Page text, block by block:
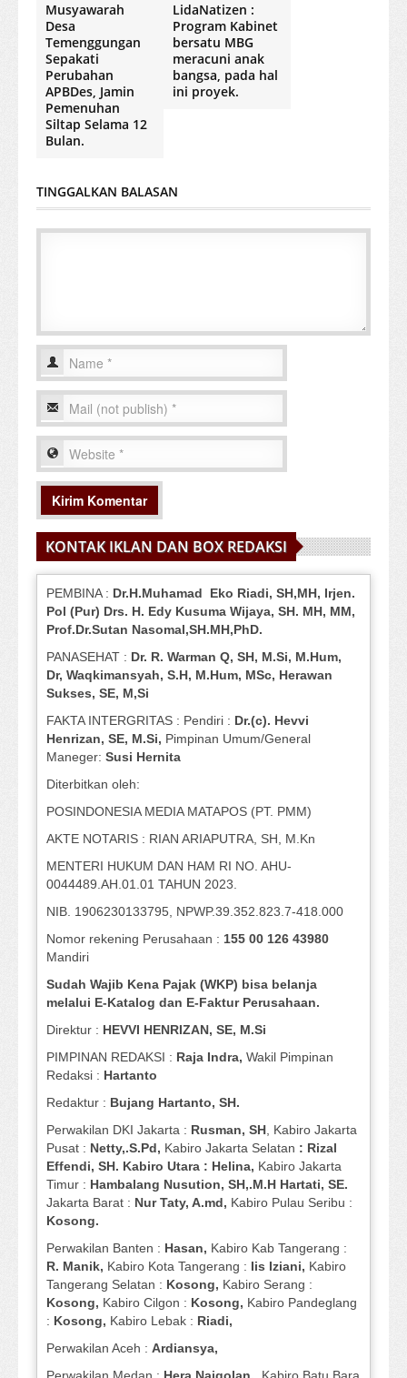
Musyawarah
Desa
Temenggungan
Sepakati
Perubahan
APBDes, Jamin
Pemenuhan
Siltap Selama 12
Bulan.
LidaNatizen :
Program Kabinet
bersatu MBG
meracuni anak
bangsa, pada hal
ini proyek.
TINGGALKAN BALASAN
KONTAK IKLAN DAN BOX REDAKSI
PEMBINA : Dr.H.Muhamad Eko Riadi, SH,MH, Irjen.
Pol (Pur) Drs. H. Edy Kusuma Wijaya, SH. MH, MM,
Prof.Dr.Sutan Nasomal,SH.MH,PhD.
PANASEHAT : Dr. R. Warman Q, SH, M.Si, M.Hum,
Dr, Waqkimansyah, S.H, M.Hum, MSc, Herawan
Sukses, SE, M,Si
FAKTA INTERGRITAS : Pendiri : Dr.(c). Hevvi
Henrizan, SE, M.Si, Pimpinan Umum/General
Maneger: Susi Hernita
Diterbitkan oleh:
POSINDONESIA MEDIA MATAPOS (PT. PMM)
AKTE NOTARIS : RIAN ARIAPUTRA, SH, M.Kn
MENTERI HUKUM DAN HAM RI NO. AHU-
0044489.AH.01.01 TAHUN 2023.
NIB. 1906230133795, NPWP.39.352.823.7-418.000
Nomor rekening Perusahaan : 155 00 126 43980
Mandiri
Sudah Wajib Kena Pajak (WKP) bisa belanja
melalui E-Katalog dan E-Faktur Perusahaan.
Direktur : HEVVI HENRIZAN, SE, M.Si
PIMPINAN REDAKSI : Raja Indra, Wakil Pimpinan
Redaksi : Hartanto
Redaktur : Bujang Hartanto, SH.
Perwakilan DKI Jakarta : Rusman, SH, Kabiro Jakarta
Pusat : Netty,.S.Pd, Kabiro Jakarta Selatan : Rizal
Effendi, SH. Kabiro Utara : Helina, Kabiro Jakarta
Timur : Hambalang Nusution, SH,.M.H Hartati, SE.
Jakarta Barat : Nur Taty, A.md, Kabiro Pulau Seribu :
Kosong.
Perwakilan Banten : Hasan, Kabiro Kab Tangerang :
R. Manik, Kabiro Kota Tangerang : Iis Iziani, Kabiro
Tangerang Selatan : Kosong, Kabiro Serang :
Kosong, Kabiro Cilgon : Kosong, Kabiro Pandeglang
: Kosong, Kabiro Lebak : Riadi,
Perwakilan Aceh : Ardiansya,